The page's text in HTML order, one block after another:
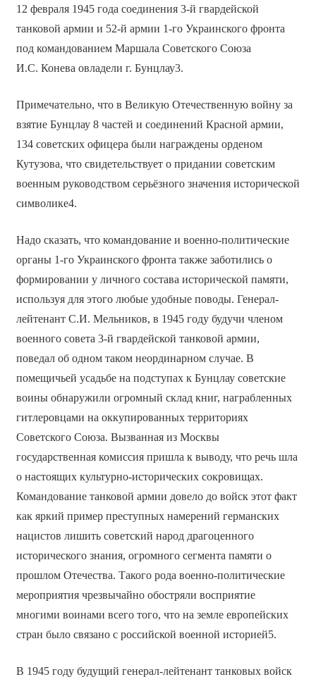
12 февраля 1945 года соединения 3-й гвардейской
танковой армии и 52-й армии 1-го Украинского фронта
под командованием Маршала Советского Союза
И.С. Конева овладели г. Бунцлау3.
Примечательно, что в Великую Отечественную войну за
взятие Бунцлау 8 частей и соединений Красной армии,
134 советских офицера были награждены орденом
Кутузова, что свидетельствует о придании советским
военным руководством серьёзного значения исторической
символике4.
Надо сказать, что командование и военно-политические
органы 1-го Украинского фронта также заботились о
формировании у личного состава исторической памяти,
используя для этого любые удобные поводы. Генерал-
лейтенант С.И. Мельников, в 1945 году будучи членом
военного совета 3-й гвардейской танковой армии,
поведал об одном таком неординарном случае. В
помещичьей усадьбе на подступах к Бунцлау советские
воины обнаружили огромный склад книг, награбленных
гитлеровцами на оккупированных территориях
Советского Союза. Вызванная из Москвы
государственная комиссия пришла к выводу, что речь шла
о настоящих культурно-исторических сокровищах.
Командование танковой армии довело до войск этот факт
как яркий пример преступных намерений германских
нацистов лишить советский народ драгоценного
исторического знания, огромного сегмента памяти о
прошлом Отечества. Такого рода военно-политические
мероприятия чрезвычайно обостряли восприятие
многими воинами всего того, что на земле европейских
стран было связано с российской военной историей5.
В 1945 году будущий генерал-лейтенант танковых войск